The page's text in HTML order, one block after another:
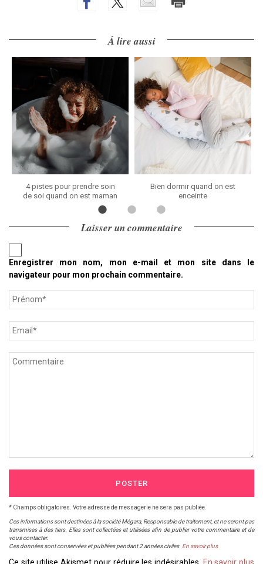
À lire aussi
4 pistes pour prendre soin
de soi quand on est maman
Bien dormir quand on est
enceinte
Laisser un commentaire
Enregistrer mon nom, mon e-mail et mon site dans le
navigateur pour mon prochain commentaire.
POSTER
* Champs obligatoires. Votre adresse de messagerie ne sera pas publiée.
Ces informations sont destinées à la société Mégara, Responsable de traitement, et ne seront pas
transmises à des tiers. Elles sont collectées et utilisées afin de publier votre commentaire et de
vous contacter.
Ces données sont conservées et publiées pendant 2 années civiles. En savoir plus